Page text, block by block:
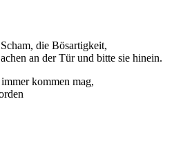
die Bösartigkeit,
an der Tür und bitte sie hinein.
kommen mag,